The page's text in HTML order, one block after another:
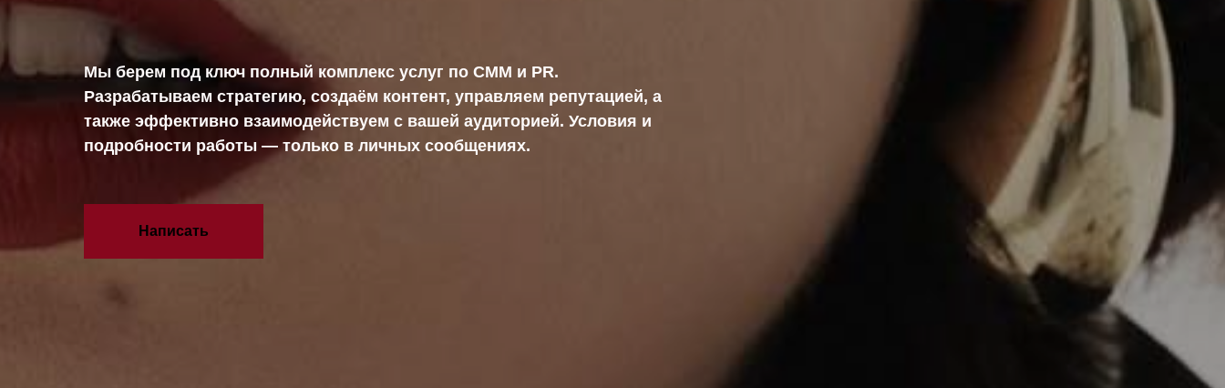
Мы берем под ключ полный комплекс услуг по СММ и PR.
Разрабатываем стратегию, создаём контент, управляем репутацией, а
также эффективно взаимодействуем с вашей аудиторией. Условия и
подробности работы — только в личных сообщениях.
Написать